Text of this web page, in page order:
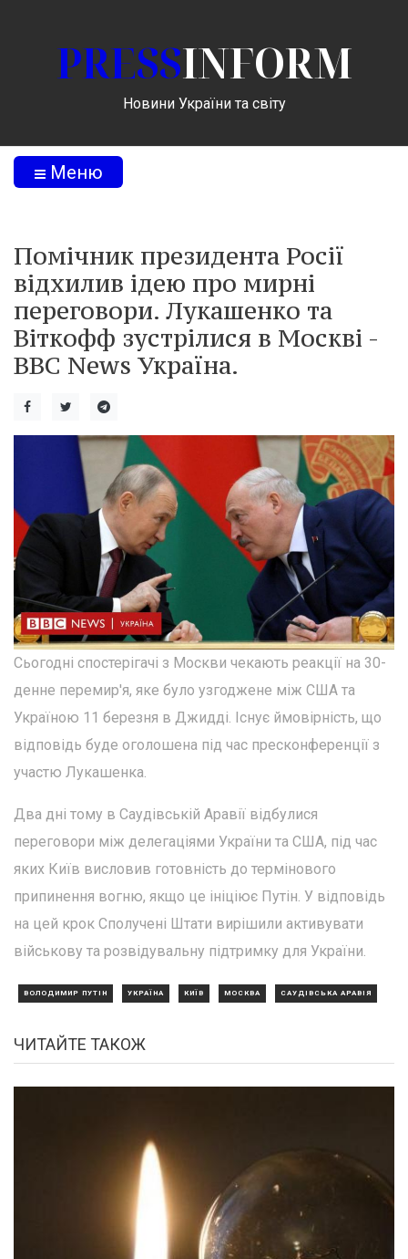
PRESSINFORM
Новини України та світу
Меню
Помічник президента Росії
відхилив ідею про мирні
переговори. Лукашенко та
Віткофф зустрілися в Москві -
BBC News Україна.
Сьогодні спостерігачі з Москви чекають реакції на 30-
денне перемир'я, яке було узгоджене між США та
Україною 11 березня в Джидді. Існує ймовірність, що
відповідь буде оголошена під час пресконференції з
участю Лукашенка.
Два дні тому в Саудівській Аравії відбулися
переговори між делегаціями України та США, під час
яких Київ висловив готовність до термінового
припинення вогню, якщо це ініціює Путін. У відповідь
на цей крок Сполучені Штати вирішили активувати
військову та розвідувальну підтримку для України.
ВОЛОДИМИР ПУТІН УКРАЇНА КИЇВ МОСКВА САУДІВСЬКА АРАВІЯ
ЧИТАЙТЕ ТАКОЖ